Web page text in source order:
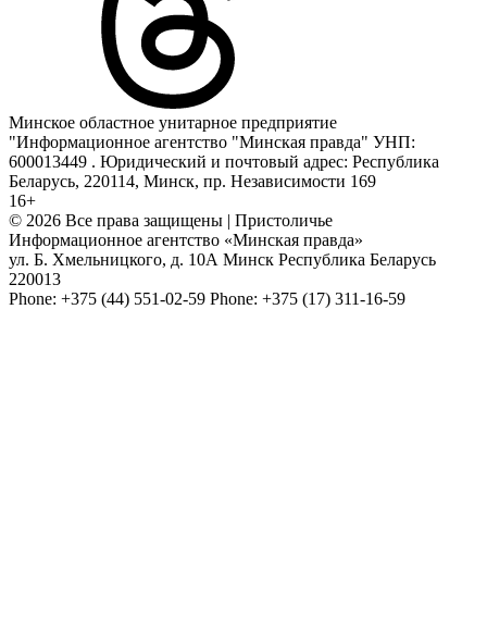
Минское областное унитарное предприятие
"Информационное агентство "Минская правда" УНП:
600013449 . Юридический и почтовый адрес: Республика
Беларусь, 220114, Минск, пр. Независимости 169
16+
© 2026 Все права защищены | Пристоличье
Информационное агентство «Минская правда»
ул. Б. Хмельницкого, д. 10А Минск Республика Беларусь
220013
Phone: +375 (44) 551-02-59 Phone: +375 (17) 311-16-59